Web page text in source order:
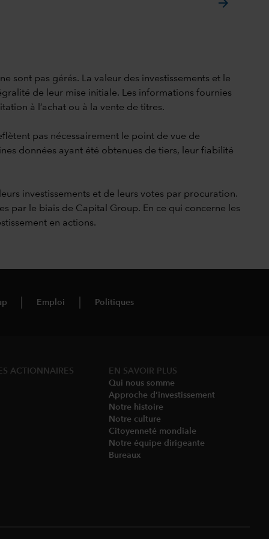
sont pas gérés. La valeur des investissements et le
de leur mise initiale. Les informations fournies
à l’achat ou à la vente de titres.
pas nécessairement le point de vue de
données ayant été obtenues de tiers, leur fiabilité
investissements et de leurs votes par procuration.
par le biais de Capital Group. En ce qui concerne les
en actions.
Emploi Politiques
ACTIONNAIRES
EN SAVOIR PLUS
Qui nous somme​
Approche d’investissement
Notre histoire​
Notre culture
Citoyenneté mondiale
Notre équipe dirigeante​
Bureaux​